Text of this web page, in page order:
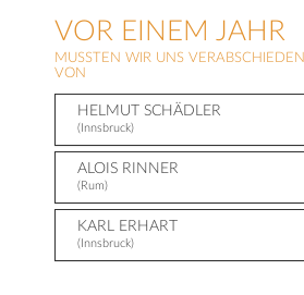
VOR EINEM JAHR
MUSSTEN WIR UNS VERABSCHIEDEN
VON
HELMUT SCHÄDLER
(Innsbruck)
ALOIS RINNER
(Rum)
KARL ERHART
(Innsbruck)